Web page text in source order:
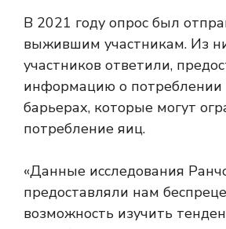
В 2021 году опрос был
выжившим участникам. Из
участников ответили,
информацию о потреблении
барьерах, которые могут
потребление яиц.
«Данные исследования
предоставляли нам
возможность изучить